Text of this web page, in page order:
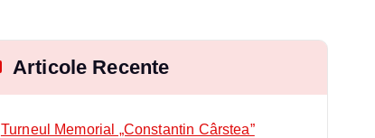
Articole Recente
Turneul Memorial „Constantin Cârstea”